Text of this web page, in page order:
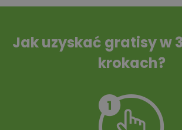
Tablica informacyjna
10
Jak uzyskać gratisy w
krokach?